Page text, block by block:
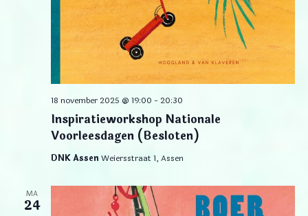
Inspiratieworkshop Nationale
Voorleesdagen (Besloten)
18 november 2025 @ 19:00 - 20:30
DNK Assen Weiersstraat 1, Assen
MA
24